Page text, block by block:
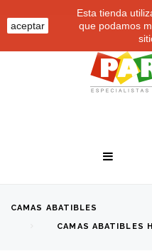
aceptar
Esta tienda
que podamos
CAMAS ABATIBLES
CAMAS ABATIBLES